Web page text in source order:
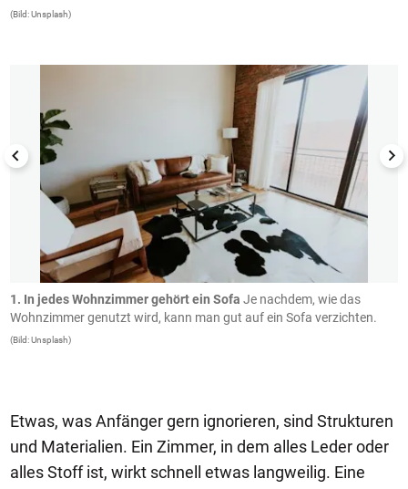
(Bild: Unsplash)
1. In jedes Wohnzimmer gehört ein Sofa Je nachdem, wie das
Wohnzimmer genutzt wird, kann man gut auf ein Sofa verzichten.
(Bild: Unsplash)
Etwas, was Anfänger gern ignorieren, sind Strukturen
und Materialien. Ein Zimmer, in dem alles Leder oder
alles Stoff ist, wirkt schnell etwas langweilig. Eine